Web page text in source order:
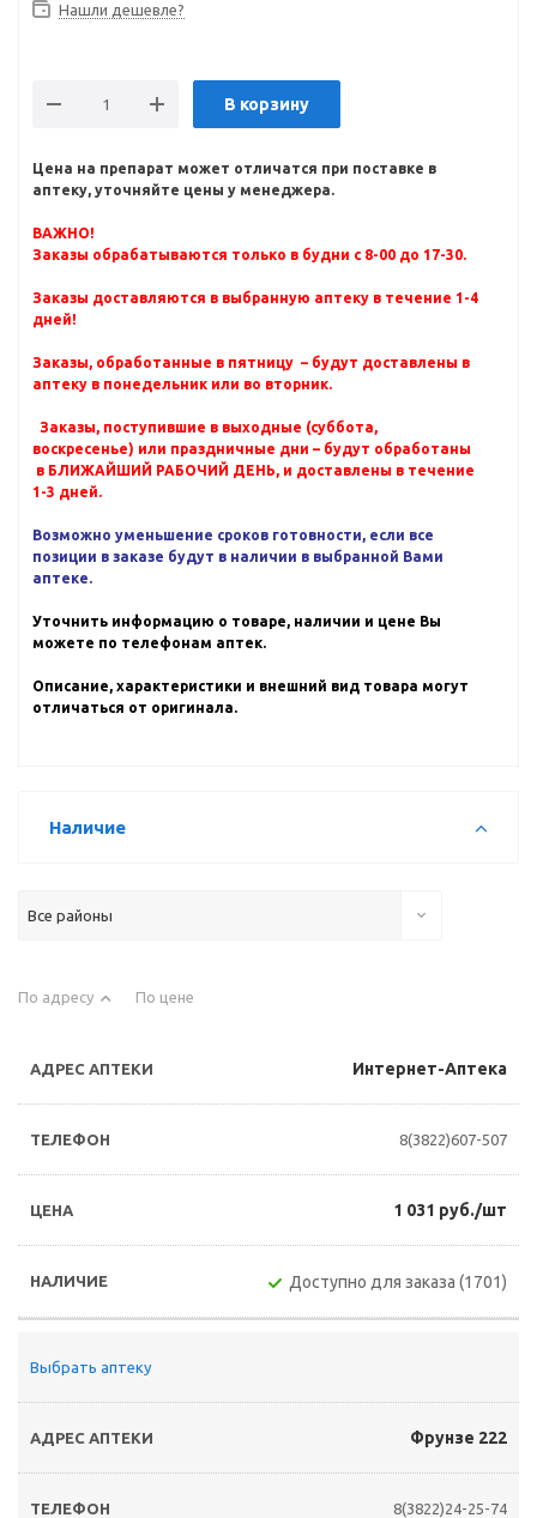
Нашли дешевле?
В корзину
Цена на препарат может отличатся при поставке в
аптеку, уточняйте цены у менеджера.
ВАЖНО!
Заказы обрабатываются только в будни с 8-00 до 17-30.
Заказы доставляются в выбранную аптеку в течение 1-4
дней!
Заказы, обработанные в пятницу – будут доставлены в
аптеку в понедельник или во вторник.
Заказы, поступившие в выходные (суббота,
воскресенье) или праздничные дни – будут обработаны
в БЛИЖАЙШИЙ РАБОЧИЙ ДЕНЬ, и доставлены в течение
1-3 дней.
Возможно уменьшение сроков готовности, если все
позиции в заказе будут в наличии в выбранной Вами
аптеке.
Уточнить информацию о товаре, наличии и цене Вы
можете по телефонам аптек.
Описание, характеристики и внешний вид товара могут
отличаться от оригинала.
Наличие
Все районы
По адресу По цене
Интернет-Аптека
8(3822)607-507
1 031 руб./шт
Доступно для заказа (1701)
Выбрать аптеку
Фрунзе 222
8(3822)24-25-74